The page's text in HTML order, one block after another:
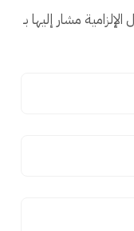
الإلزامية مشار إليها بـ